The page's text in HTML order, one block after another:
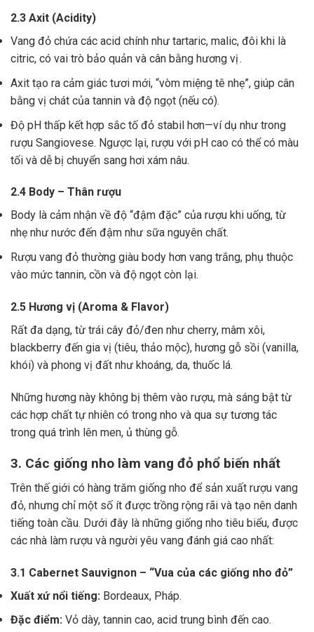
2.3 Axit (Acidity)
Vang đỏ chứa các acid chính như tartaric, malic, đôi khi là
citric, có vai trò bảo quản và cân bằng hương vị .
Axit tạo ra cảm giác tươi mới, “vòm miệng tê nhẹ”, giúp cân
bằng vị chát của tannin và độ ngọt (nếu có).
Độ pH thấp kết hợp sắc tố đỏ stabil hơn—ví dụ như trong
rượu Sangiovese. Ngược lại, rượu với pH cao có thể có màu
tối và dễ bị chuyển sang hơi xám nâu.
2.4 Body – Thân rượu
Body là cảm nhận về độ “đậm đặc” của rượu khi uống, từ
nhẹ như nước đến đậm như sữa nguyên chất.
Rượu vang đỏ thường giàu body hơn vang trắng, phụ thuộc
vào mức tannin, cồn và độ ngọt còn lại.
2.5 Hương vị (Aroma & Flavor)
Rất đa dạng, từ trái cây đỏ/đen như cherry, mâm xôi,
blackberry đến gia vị (tiêu, thảo mộc), hương gỗ sồi (vanilla,
khói) và phong vị đất như khoáng, da, thuốc lá.
Những hương này không bị thêm vào rượu, mà sáng bật từ
các hợp chất tự nhiên có trong nho và qua sự tương tác
trong quá trình lên men, ủ thùng gỗ.
3. Các giống nho làm vang đỏ phổ biến nhất
Trên thế giới có hàng trăm giống nho để sản xuất rượu vang
đỏ, nhưng chỉ một số ít được trồng rộng rãi và tạo nên danh
tiếng toàn cầu. Dưới đây là những giống nho tiêu biểu, được
các nhà làm rượu và người yêu vang đánh giá cao nhất:
3.1 Cabernet Sauvignon – “Vua của các giống nho đỏ”
Xuất xứ nổi tiếng: Bordeaux, Pháp.
Đặc điểm: Vỏ dày, tannin cao, acid trung bình đến cao.